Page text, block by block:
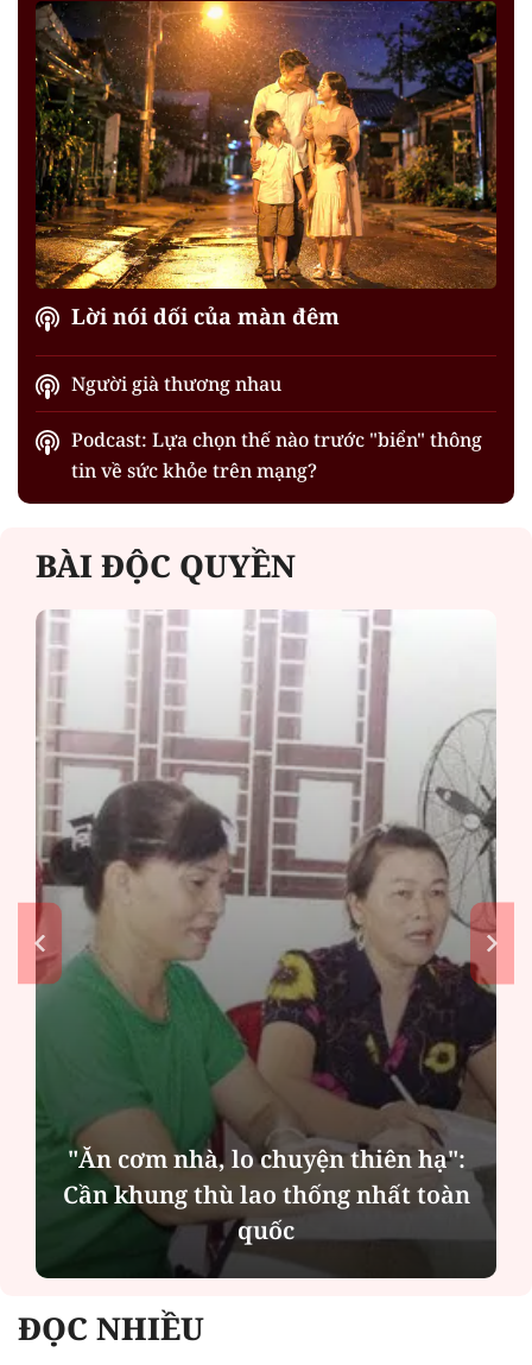
Lời nói dối của màn đêm
Người già thương nhau
Podcast: Lựa chọn thế nào trước "biển" thông
tin về sức khỏe trên mạng?
BÀI ĐỘC QUYỀN
MSB: Lợi nhuận quý II đến từ trụ
cột nào?
ĐỌC NHIỀU